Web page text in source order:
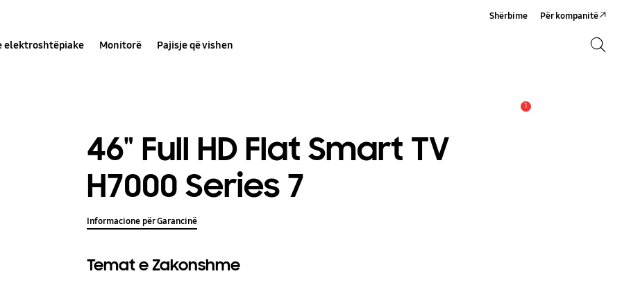
elektroshtëpiake Monitorë Pajisje që vishen
Shërbime Për kompanitë
1
46" Full HD Flat Smart TV
H7000 Series 7
Informacione për Garancinë
Temat e Zakonshme